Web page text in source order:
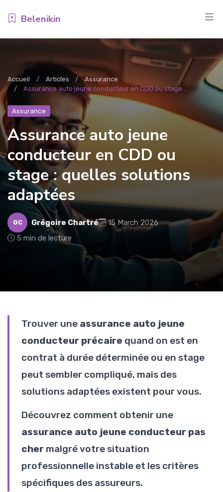
Belenikin
Accueil Articles
Assurance
Assurance auto jeune conducteur en CDD ou stage...
Assurance
Assurance auto jeune
conducteur en CDD ou
stage : quelles solutions
adaptées
GC Grégoire Chartré
15 March 2026
5 min de lecture
Trouver une assurance auto jeune
conducteur précaire quand on est en
contrat à durée déterminée ou en stage
peut sembler compliqué, mais des
solutions adaptées existent pour vous.
Découvrez comment obtenir une
assurance auto jeune conducteur pas
cher malgré votre situation
professionnelle instable et les critères
spécifiques des assureurs.